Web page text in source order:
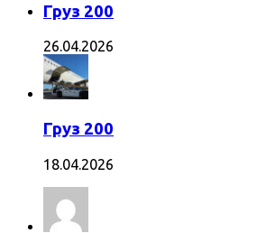
Груз 200
26.04.2026
Груз 200
18.04.2026